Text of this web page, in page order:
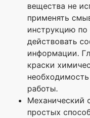
вещества не
применять
инструкцию по
действовать
информации.
краски
работы.
Механический
простых